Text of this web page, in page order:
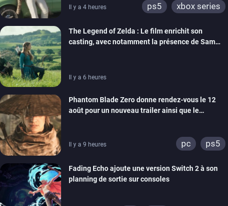
Il y a 4 heures ps5 xbox series
The Legend of Zelda : Le film enrichit son
casting, avec notamment la présence de Sam
Il y a 6 heures
Phantom Blade Zero donne rendez-vous le 12
août pour un nouveau trailer ainsi que le
Il y a 9 heures pc ps5
Fading Echo ajoute une version Switch 2 à son
planning de sortie sur consoles